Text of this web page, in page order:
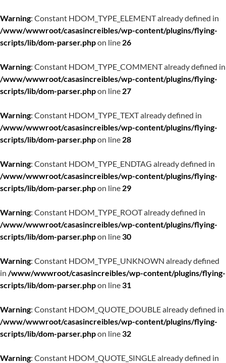
Warning: Constant HDOM_TYPE_ELEMENT already defined in
/www/wwwroot/casasincreibles/wp-content/plugins/flying-
scripts/lib/dom-parser.phpon line 26
Warning: Constant HDOM_TYPE_COMMENT already defined in
/www/wwwroot/casasincreibles/wp-content/plugins/flying-
scripts/lib/dom-parser.phpon line 27
Warning: Constant HDOM_TYPE_TEXT already defined in
/www/wwwroot/casasincreibles/wp-content/plugins/flying-
scripts/lib/dom-parser.phpon line 28
Warning: Constant HDOM_TYPE_ENDTAG already defined in
/www/wwwroot/casasincreibles/wp-content/plugins/flying-
scripts/lib/dom-parser.phpon line 29
Warning: Constant HDOM_TYPE_ROOT already defined in
/www/wwwroot/casasincreibles/wp-content/plugins/flying-
scripts/lib/dom-parser.phpon line30
Warning: Constant HDOM_TYPE_UNKNOWN already defined
in /www/wwwroot/casasincreibles/wp-content/plugins/flying-
scripts/lib/dom-parser.phpon line31
Warning: Constant HDOM_QUOTE_DOUBLE already defined in
/www/wwwroot/casasincreibles/wp-content/plugins/flying-
scripts/lib/dom-parser.phpon line32
Warning: Constant HDOM_QUOTE_SINGLE already defined in